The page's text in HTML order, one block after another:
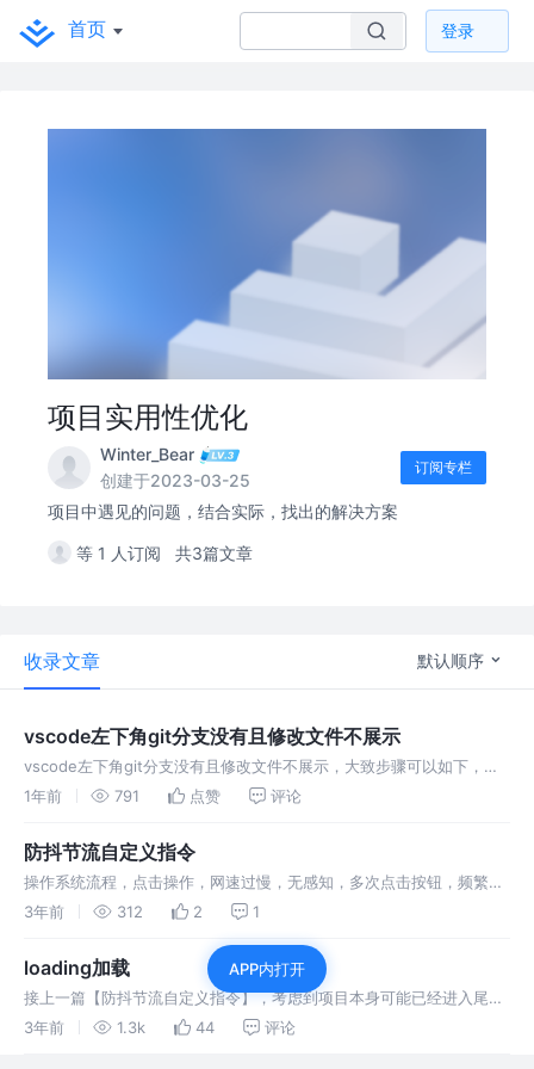
首页 登录
项目实用性优化
Winter_Bear
创建于2023-03-25
订阅专栏
项目中遇见的问题，结合实际，找出的解决方案
等 1 人订阅 共3篇文章
收录文章 默认顺序
vscode左下角git分支没有且修改文件不展示
vscode左下角git分支没有且修改文件不展示，大致步骤可以如下，简
单明了的解决问题所在，写文章以作记录
1年前 791 点赞 评论
防抖节流自定义指令
操作系统流程，点击操作，网速过慢，无感知，多次点击按钮，频繁调
用接口；体验优化，控制接口频繁调用，防抖节流自定义指令
3年前 312 2 1
loading加载
接上一篇【防抖节流自定义指令】，考虑到项目本身可能已经进入尾
声，再应用自定义指令的话，需要耗费时间，逐一排查按钮操作，费时
3年前 1.3k 44 评论
APP内打开